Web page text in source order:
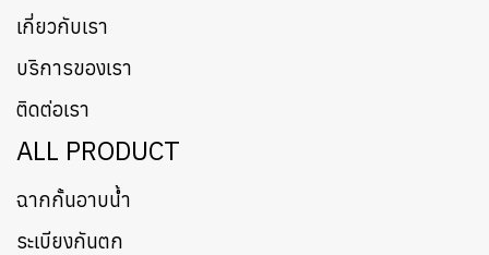
เกี่ยวกับเรา
บริการของเรา
ติดต่อเรา
ALL PRODUCT
ฉากกั้นอาบน้ำ
ระเบียงกันตก